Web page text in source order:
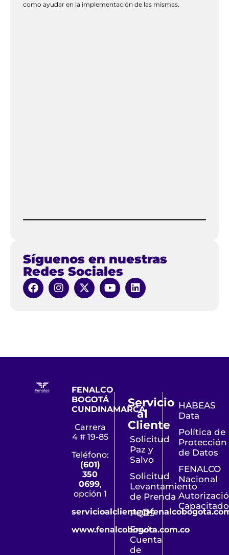
como ayudar en la implementación de las mismas.
Síguenos en nuestras
Redes Sociales
FENALCO
BOGOTÁ
CUNDINAMARCA
Carrera
4 # 19-85
Teléfono:
(601)
350
0699,
opción 1
www.fenalcobogota.com.co
Servicio
al
Cliente
Solicitud
Paz y
Salvo
Solicitud
Levantamiento
de Prenda
PQRS
Envío
Cuenta
de
HABEAS
Data
Política de
Protección
de Datos
FENALCO
Nacional